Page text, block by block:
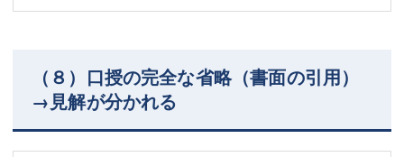
（８）口授の完全な省略（書面の引用）
→見解が分かれる